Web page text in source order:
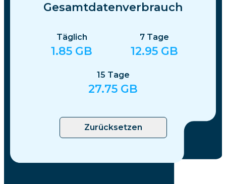
Gesamtdatenverbrauch
Täglich
1.85 GB
7 Tage
12.95 GB
15 Tage
27.75 GB
Zurücksetzen